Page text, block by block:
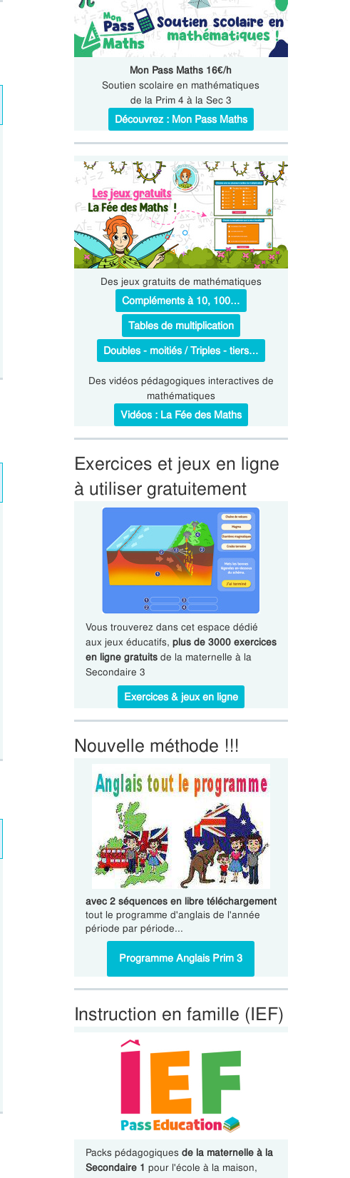
Mon Pass Maths 16€/h
Soutien scolaire en mathématiques
de la Prim 4 à la Sec 3
Découvrez : Mon Pass Maths
Des jeux gratuits de mathématiques
Compléments à 10, 100…
Tables de multiplication
Doubles - moitiés / Triples - tiers…
Des vidéos pédagogiques interactives de
mathématiques
Vidéos : La Fée des Maths
Exercices et jeux en ligne
à utiliser gratuitement
Vous trouverez dans cet espace dédié
aux jeux éducatifs, plus de 3000 exercices
en ligne gratuitsde la maternelle à la
Secondaire 3
Exercices & jeux en ligne
Nouvelle méthode !!!
avec 2 séquences en libre téléchargement
tout le programme d'anglais de l'année
période par période...
Programme Anglais Prim 3
Instruction en famille (IEF)
Packs pédagogiques de la maternelle à la
Secondaire 1 pour l'école à la maison,